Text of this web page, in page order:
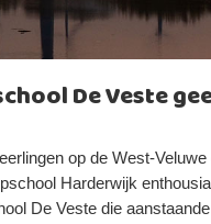
De Veste
op de West-
Harderwijk
De Veste die